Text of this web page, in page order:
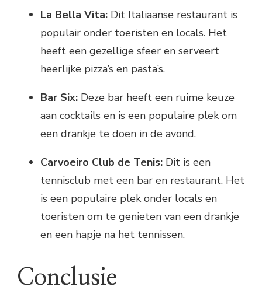
La Bella Vita: Dit Italiaanse restaurant is
populair onder toeristen en locals. Het
heeft een gezellige sfeer en serveert
heerlijke pizza’s en pasta’s.
Bar Six: Deze bar heeft een ruime keuze
aan cocktails en is een populaire plek om
een drankje te doen in de avond.
Carvoeiro Club de Tenis: Dit is een
tennisclub met een bar en restaurant. Het
is een populaire plek onder locals en
toeristen om te genieten van een drankje
en een hapje na het tennissen.
Conclusie